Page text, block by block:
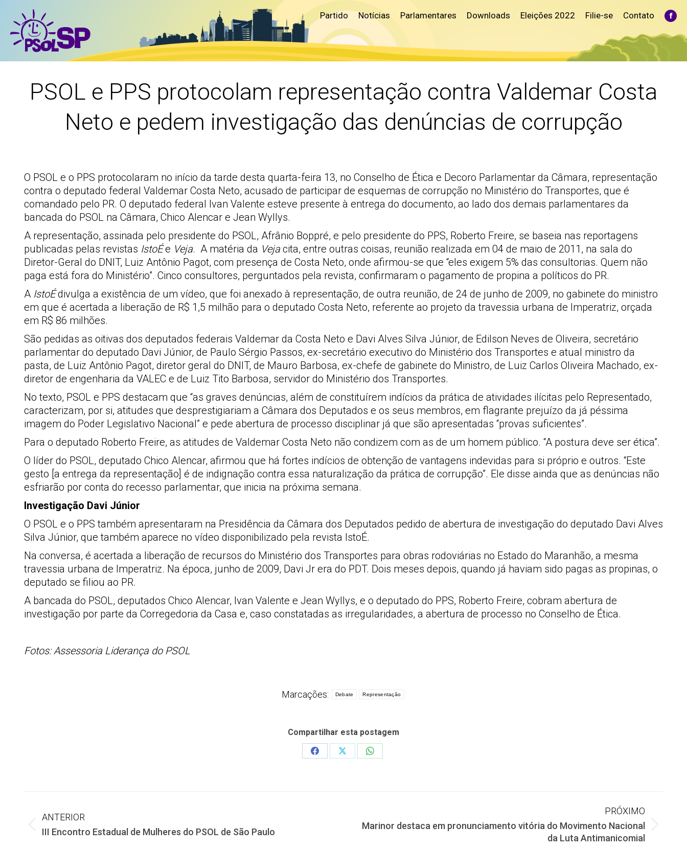
Partido Notícias Parlamentares Downloads Eleições 2022 Filie-se Contato
PSOL e PPS protocolam representação contra Valdemar Costa
Neto e pedem investigação das denúncias de corrupção
O PSOL e o PPS protocolaram no início da tarde desta quarta-feira 13, no Conselho de Ética e Decoro Parlamentar da Câmara, representação
contra o deputado federal Valdemar Costa Neto, acusado de participar de esquemas de corrupção no Ministério do Transportes, que é
comandado pelo PR. O deputado federal Ivan Valente esteve presente à entrega do documento, ao lado dos demais parlamentares da
bancada do PSOL na Câmara, Chico Alencar e Jean Wyllys.
A representação, assinada pelo presidente do PSOL, Afrânio Boppré, e pelo presidente do PPS, Roberto Freire, se baseia nas reportagens
publicadas pelas revistas IstoÉe Veja. A matéria da Veja cita, entre outras coisas, reunião realizada em 04 de maio de 2011, na sala do
Diretor-Geral do DNIT, Luiz Antônio Pagot, com presença de Costa Neto, onde afirmou-se que “eles exigem 5% das consultorias. Quem não
paga está fora do Ministério”. Cinco consultores, perguntados pela revista, confirmaram o pagamento de propina a políticos do PR.
A IstoÉdivulga a existência de um vídeo, que foi anexado à representação, de outra reunião, de 24 de junho de 2009, no gabinete do ministro
em que é acertada a liberação de R$ 1,5 milhão para o deputado Costa Neto, referente ao projeto da travessia urbana de Imperatriz, orçada
em R$ 86 milhões.
São pedidas as oitivas dos deputados federais Valdemar da Costa Neto e Davi Alves Silva Júnior, de Edilson Neves de Oliveira, secretário
parlamentar do deputado Davi Júnior, de Paulo Sérgio Passos, ex-secretário executivo do Ministério dos Transportes e atual ministro da
pasta, de Luiz Antônio Pagot, diretor geral do DNIT, de Mauro Barbosa, ex-chefe de gabinete do Ministro, de Luiz Carlos Oliveira Machado, ex-
diretor de engenharia da VALEC e de Luiz Tito Barbosa, servidor do Ministério dos Transportes.
No texto, PSOL e PPS destacam que “as graves denúncias, além de constituírem indícios da prática de atividades ilícitas pelo Representado,
caracterizam, por si, atitudes que desprestigiariam a Câmara dos Deputados e os seus membros, em flagrante prejuízo da já péssima
imagem do Poder Legislativo Nacional” e pede abertura de processo disciplinar já que são apresentadas “provas suficientes”.
Para o deputado Roberto Freire, as atitudes de Valdemar Costa Neto não condizem com as de um homem público. “A postura deve ser ética”.
O líder do PSOL, deputado Chico Alencar, afirmou que há fortes indícios de obtenção de vantagens indevidas para si próprio e outros. “Este
gesto [a entrega da representação] é de indignação contra essa naturalização da prática de corrupção”. Ele disse ainda que as denúncias não
esfriarão por conta do recesso parlamentar, que inicia na próxima semana.
Investigação Davi Júnior
O PSOL e o PPS também apresentaram na Presidência da Câmara dos Deputados pedido de abertura de investigação do deputado Davi Alves
Silva Júnior, que também aparece no vídeo disponibilizado pela revista IstoÉ.
Na conversa, é acertada a liberação de recursos do Ministério dos Transportes para obras rodoviárias no Estado do Maranhão, a mesma
travessia urbana de Imperatriz. Na época, junho de 2009, Davi Jr era do PDT. Dois meses depois, quando já haviam sido pagas as propinas, o
deputado se filiou ao PR.
A bancada do PSOL, deputados Chico Alencar, Ivan Valente e Jean Wyllys, e o deputado do PPS, Roberto Freire, cobram abertura de
investigação por parte da Corregedoria da Casa e, caso constatadas as irregularidades, a abertura de processo no Conselho de Ética.
Fotos: Assessoria Liderança do PSOL
Marcações: Debate Representação
Compartilhar esta postagem
Share
Share
Share
de
ANTERIOR
Post
III Encontro Estadual de Mulheres do PSOL de São Paulo
PRÓXIMO
Próximo
Marinor destaca em pronunciamento vitória do Movimento Nacional
da Luta Antimanicomial